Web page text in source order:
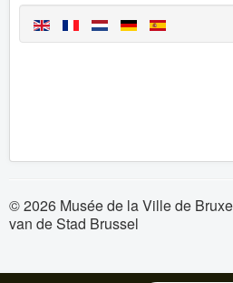
© 2026 Musée de la Ville de
van de Stad Brussel